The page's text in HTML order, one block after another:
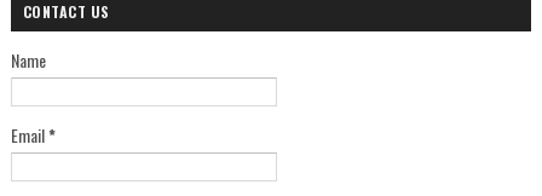
CONTACT US
Name
Email*